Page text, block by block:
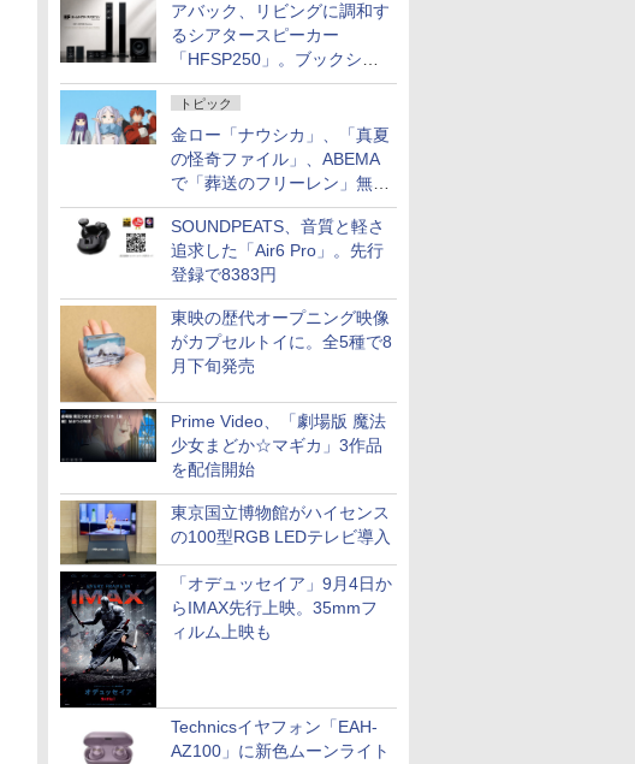
アバック、リビングに調和す
るシアタースピーカー
「HFSP250」。ブックシェ
ルフはペア3万円以下
トピック
金ロー「ナウシカ」、「真夏
の怪奇ファイル」、ABEMA
で「葬送のフリーレン」無料
配信など。夏の特番・配信情
報
SOUNDPEATS、音質と軽さ
追求した「Air6 Pro」。先行
登録で8383円
東映の歴代オープニング映像
がカプセルトイに。全5種で8
月下旬発売
Prime Video、「劇場版 魔法
少女まどか☆マギカ」3作品
を配信開始
東京国立博物館がハイセンス
の100型RGB LEDテレビ導入
「オデュッセイア」9月4日か
らIMAX先行上映。35mmフ
ィルム上映も
Technicsイヤフォン「EAH-
AZ100」に新色ムーンライト